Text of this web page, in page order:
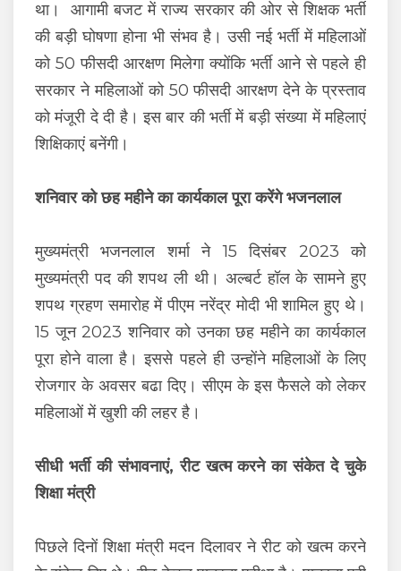
था। आगामी बजट में राज्य सरकार की ओर से शिक्षक भर्ती
की बड़ी घोषणा होना भी संभव है। उसी नई भर्ती में महिलाओं
को 50 फीसदी आरक्षण मिलेगा क्योंकि भर्ती आने से पहले ही
सरकार ने महिलाओं को 50 फीसदी आरक्षण देने के प्रस्ताव
को मंजूरी दे दी है। इस बार की भर्ती में बड़ी संख्या में महिलाएं
शिक्षिकाएं बनेंगी।
शनिवार को छह महीने का कार्यकाल पूरा करेंगे भजनलाल
मुख्यमंत्री भजनलाल शर्मा ने 15 दिसंबर 2023 को
मुख्यमंत्री पद की शपथ ली थी। अल्बर्ट हॉल के सामने हुए
शपथ ग्रहण समारोह में पीएम नरेंद्र मोदी भी शामिल हुए थे।
15 जून 2023 शनिवार को उनका छह महीने का कार्यकाल
पूरा होने वाला है। इससे पहले ही उन्होंने महिलाओं के लिए
रोजगार के अवसर बढा दिए। सीएम के इस फैसले को लेकर
महिलाओं में खुशी की लहर है।
सीधी भर्ती की संभावनाएं, रीट खत्म करने का संकेत दे चुके
शिक्षा मंत्री
पिछले दिनों शिक्षा मंत्री मदन दिलावर ने रीट को खत्म करने